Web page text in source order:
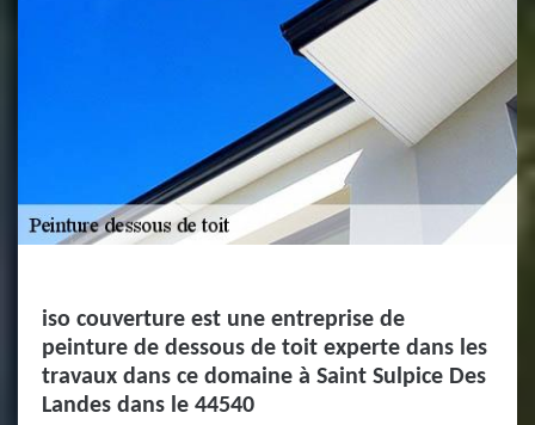
iso couverture est une entreprise de
peinture de dessous de toit experte dans les
travaux dans ce domaine à Saint Sulpice Des
Landes dans le 44540